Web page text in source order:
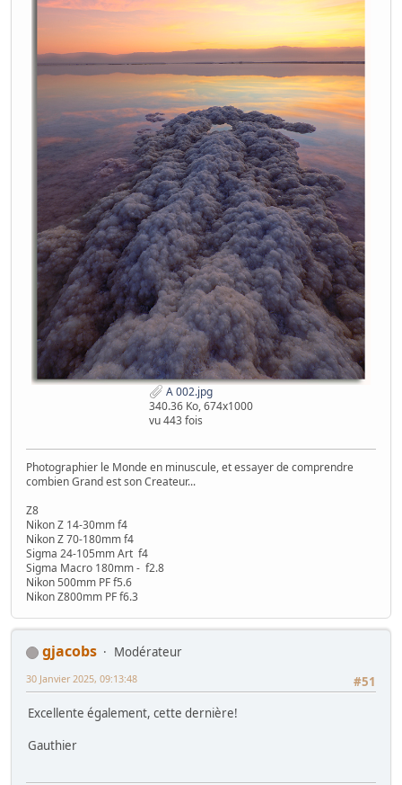
A 002.jpg
340.36 Ko, 674x1000
vu 443 fois
Photographier le Monde en minuscule, et essayer de comprendre
combien Grand est son Createur...
Z8
Nikon Z 14-30mm f4
Nikon Z 70-180mm f4
Sigma 24-105mm Art f4
Sigma Macro 180mm - f2.8
Nikon 500mm PF f5.6
Nikon Z800mm PF f6.3
gjacobs
Modérateur
#51
30 Janvier 2025, 09:13:48
Excellente également, cette dernière!
Gauthier